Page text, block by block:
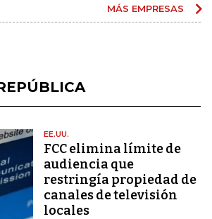
MÁS EMPRESAS
EE.UU.
FCC elimina límite de
audiencia que
restringía propiedad de
canales de televisión
locales